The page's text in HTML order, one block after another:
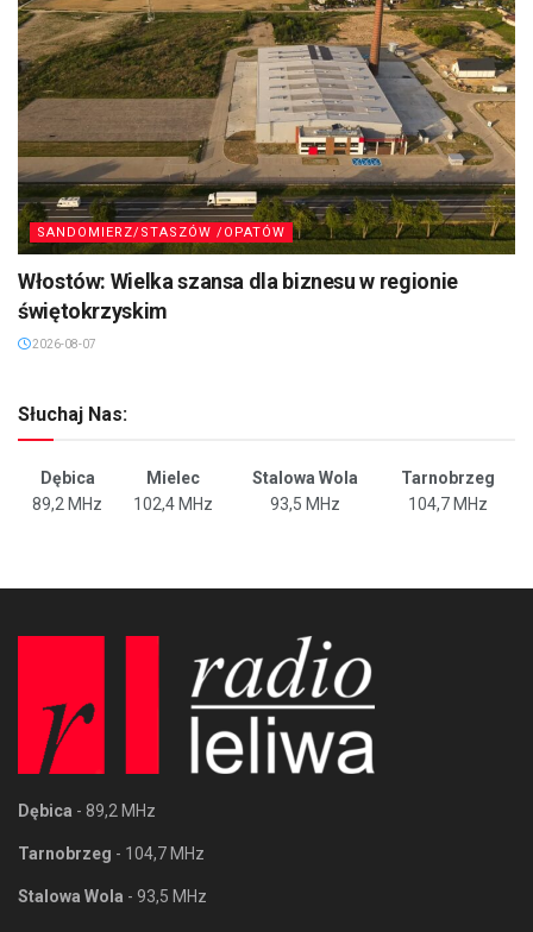
SANDOMIERZ/STASZÓW /OPATÓW
Włostów: Wielka szansa dla biznesu w regionie
świętokrzyskim
2026-08-07
Słuchaj Nas:
Dębica Mielec Stalowa Wola
Tarnobrzeg
89,2 MHz
102,4 MHz 93,5 MHz 104,7 MHz
Dębica - 89,2 MHz
Tarnobrzeg - 104,7 MHz
Stalowa Wola - 93,5 MHz